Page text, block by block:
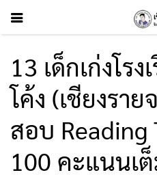
13 เด็กเก่งโร
โค้ง (เชียงรา
สอบ Reading
100 คะแนนเ